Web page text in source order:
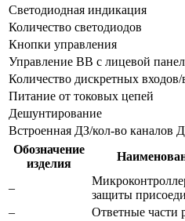
Светодиодная индикация
Количество светодиодов
Кнопки управления
Управление ВВ с лицевой
Количество дискретных
Питание от токовых цепей
Дешунтирование
Встроенная ДЗ/кол-во каналов
Обозначение
изделия
–
защиты
–
Ответные части